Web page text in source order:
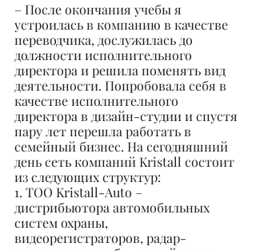
– После окончания учебы я
устроилась в компанию в качестве
переводчика, дослужилась до
должности исполнительного
директора и решила поменять вид
деятельности. Попробовала себя в
качестве исполнительного
директора в дизайн-студии и спустя
пару лет перешла работать в
семейный бизнес. На сегодняшний
день сеть компаний Kristall состоит
из следующих структур:
1. ТОО Kristall-Auto –
дистрибьютора автомобильных
систем охраны,
видеорегистраторов, радар-